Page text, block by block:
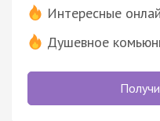
Интересные
Душевное